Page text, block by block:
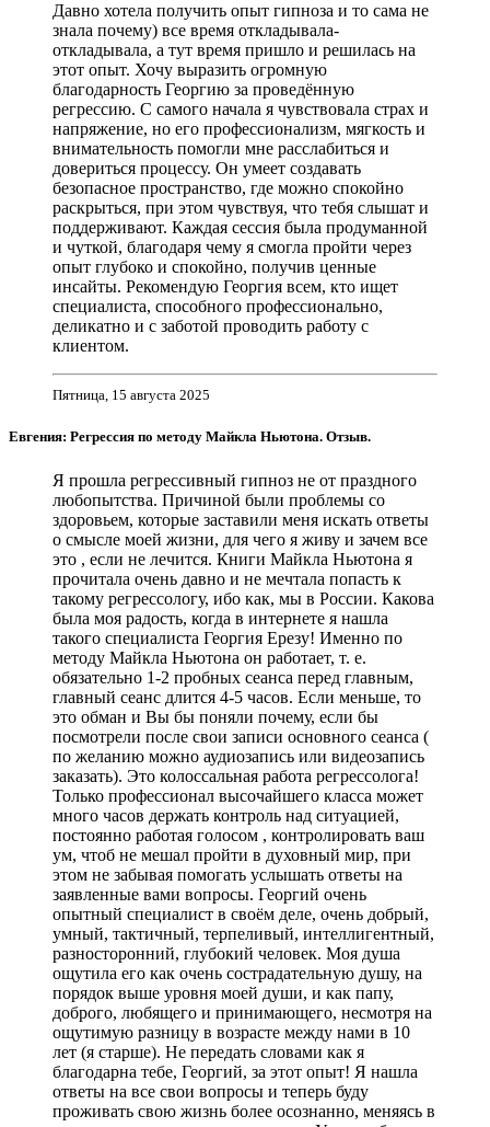
Давно хотела получить опыт гипноза и то сама не
знала почему) все время откладывала-
откладывала, а тут время пришло и решилась на
этот опыт. Хочу выразить огромную
благодарность Георгию за проведённую
регрессию. С самого начала я чувствовала страх и
напряжение, но его профессионализм, мягкость и
внимательность помогли мне расслабиться и
довериться процессу. Он умеет создавать
безопасное пространство, где можно спокойно
раскрыться, при этом чувствуя, что тебя слышат и
поддерживают. Каждая сессия была продуманной
и чуткой, благодаря чему я смогла пройти через
опыт глубоко и спокойно, получив ценные
инсайты. Рекомендую Георгия всем, кто ищет
специалиста, способного профессионально,
деликатно и с заботой проводить работу с
клиентом.
Пятница, 15 августа 2025
Евгения: Регрессия по методу Майкла Ньютона. Отзыв.
Я прошла регрессивный гипноз не от праздного
любопытства. Причиной были проблемы со
здоровьем, которые заставили меня искать ответы
о смысле моей жизни, для чего я живу и зачем все
это , если не лечится. Книги Майкла Ньютона я
прочитала очень давно и не мечтала попасть к
такому регрессологу, ибо как, мы в России. Какова
была моя радость, когда в интернете я нашла
такого специалиста Георгия Ерезу! Именно по
методу Майкла Ньютона он работает, т. е.
обязательно 1-2 пробных сеанса перед главным,
главный сеанс длится 4-5 часов. Если меньше, то
это обман и Вы бы поняли почему, если бы
посмотрели после свои записи основного сеанса (
по желанию можно аудиозапись или видеозапись
заказать). Это колоссальная работа регрессолога!
Только профессионал высочайшего класса может
много часов держать контроль над ситуацией,
постоянно работая голосом , контролировать ваш
ум, чтоб не мешал пройти в духовный мир, при
этом не забывая помогать услышать ответы на
заявленные вами вопросы. Георгий очень
опытный специалист в своём деле, очень добрый,
умный, тактичный, терпеливый, интеллигентный,
разносторонний, глубокий человек. Моя душа
ощутила его как очень сострадательную душу, на
порядок выше уровня моей души, и как папу,
доброго, любящего и принимающего, несмотря на
ощутимую разницу в возрасте между нами в 10
лет (я старше). Не передать словами как я
благодарна тебе, Георгий, за этот опыт! Я нашла
ответы на все свои вопросы и теперь буду
проживать свою жизнь более осознанно, меняясь в